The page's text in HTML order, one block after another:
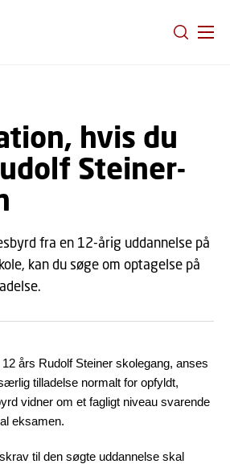
hvis du
Steiner-
fra en 12-årig uddannelse på
kan du søge om optagelse på
års Rudolf Steiner skolegang, anses
tilladelse normalt for opfyldt,
vidner om et fagligt niveau svarende
eksamen.
til den søgte uddannelse skal